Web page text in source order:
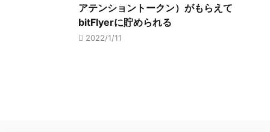
アテンショントークン）がもらえて
bitFlyerに貯められる
2022/1/11